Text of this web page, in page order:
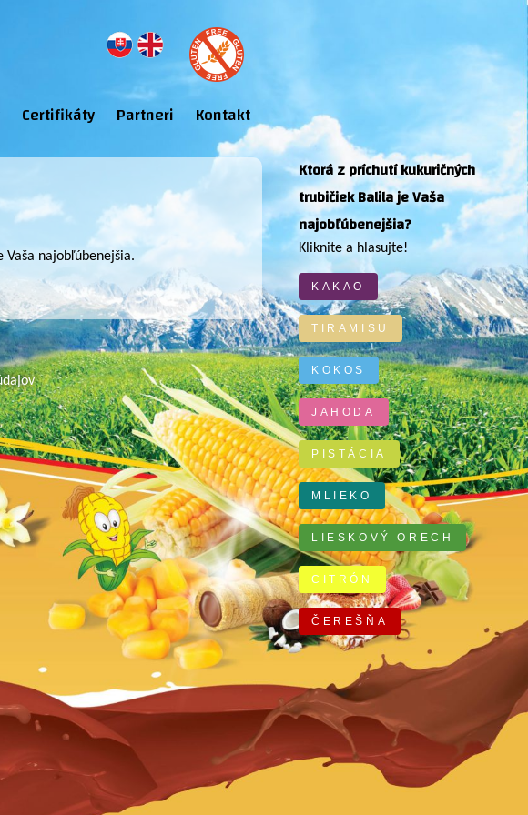
Certifikáty Partneri Kontakt
najobľúbenejšia.
Ktorá z príchutí kukuričných
trubičiek Balila je Vaša
najobľúbenejšia?
Kliknite a hlasujte!
KAKAO
TIRAMISU
KOKOS
JAHODA
PISTÁCIA
MLIEKO
LIESKOVÝ ORECH
CITRÓN
ČEREŠŇA